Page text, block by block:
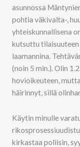
asunnossa
pohtia väkivalta-,
yhteiskunnallisena
kutsuttu tilaisuuteen
laamannina.
(noin 5 min.). Olin
hovioikeuteen,
häirinnyt, sillä
Käytin minulle
kirkastaa poliisin,